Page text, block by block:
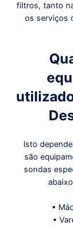
filtros, tanto
os serviços
Isto
são
sondas
•
•